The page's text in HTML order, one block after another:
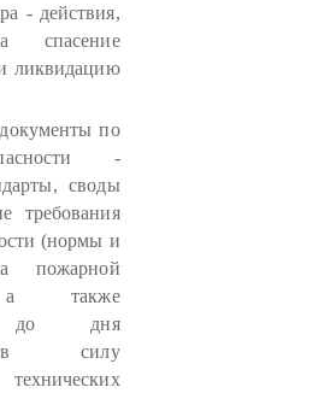
- действия,
спасение
ликвидацию
по
-
своды
требования
(нормы и
пожарной
а также
до дня
в силу